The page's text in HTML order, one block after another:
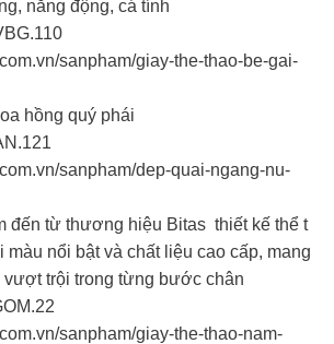
năng động, cá tính
sanpham/giay-the-thao-be-gai-
hồng quý phái
sanpham/dep-quai-ngang-nu-
đến từ thương hiệu Bitas thiết kế thể t
màu nổi bật và chất liệu cao cấp, mang
vượt trội trong từng bước chân
sanpham/giay-the-thao-nam-